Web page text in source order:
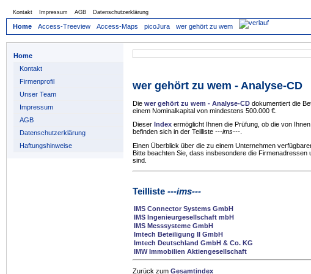
Kontakt Impressum AGB Datenschutzerklärung
Home Access-Treeview Access-Maps picoJura wer gehört zu wem
Home
Kontakt
Firmenprofil
Unser Team
Impressum
AGB
Datenschutzerklärung
Haftungshinweise
wer gehört zu wem - Analyse-CD
Die wer gehört zu wem - Analyse-CD dokumentiert die
einem Nominalkapital von mindestens 500.000 €.
Dieser Index ermöglicht Ihnen die Prüfung, ob die von
befinden sich in der Teilliste ---ims---.
Einen Überblick über die zu einem Unternehmen
Bitte beachten Sie, dass insbesondere die
sind.
Teilliste ---ims---
IMS Connector Systems GmbH
IMS Ingenieurgesellschaft mbH
IMS Messsysteme GmbH
Imtech Beteiligung II GmbH
Imtech Deutschland GmbH & Co. KG
IMW Immobilien Aktiengesellschaft
Zurück zum Gesamtindex